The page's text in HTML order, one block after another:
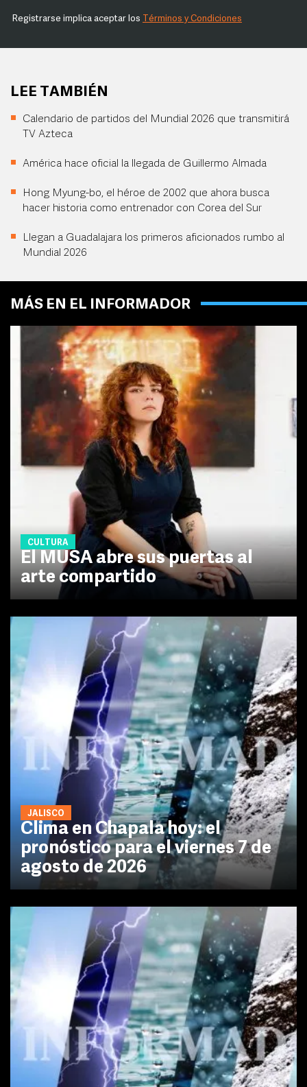
Registrarse implica aceptar los Términos y Condiciones
LEE TAMBIÉN
Calendario de partidos del Mundial 2026 que transmitirá
TV Azteca
América hace oficial la llegada de Guillermo Almada
Hong Myung-bo, el héroe de 2002 que ahora busca
hacer historia como entrenador con Corea del Sur
Llegan a Guadalajara los primeros aficionados rumbo al
Mundial 2026
MÁS EN EL INFORMADOR
CULTURA
El MUSA abre sus puertas al
arte compartido
JALISCO
Clima en Chapala hoy: el
pronóstico para el viernes 7 de
agosto de 2026